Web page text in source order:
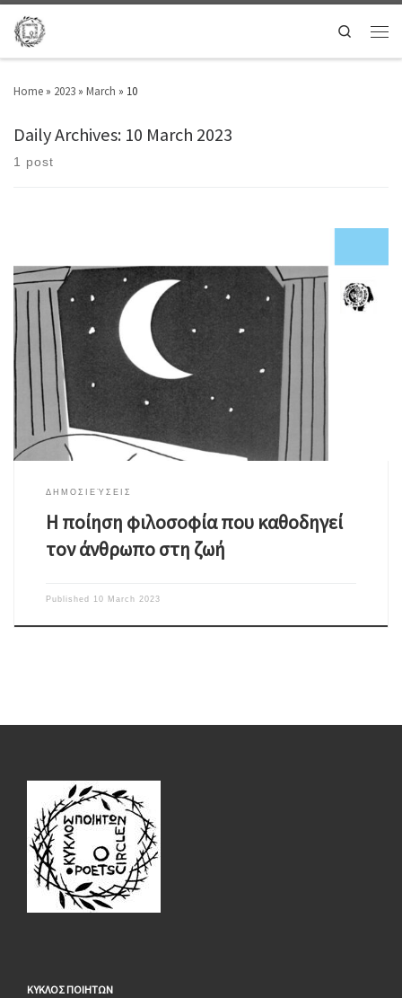
Search
Home » 2023 » March » 10
Daily Archives: 10 March 2023
1 post
Εκατόν τέσσερις ποιητές συμπεριλαμβάνονται στην ετήσια ανθολογία ΤΑ
ΠΟΙΗΜΑΤΑ ΤΟΥ 2021 της Κοινωνίας των (δε)κάτων που θα παρουσιαστεί
το Σάββατο 11 Μαρτίου στις 12 το μεσημέρι στο καφέ Μονκ, Καρόρη 4, στο
Μοναστηράκι. Την επιλογή έκαναν οι ποιήτριες Λένα Καλλέργη και Ελένη
Τζατζιμάκη. Πολλοί από τους 104 ποιητές θα είναι […]
ΔΗΜΟΣΙΕΎΣΕΙΣ
Η ποίηση φιλοσοφία που καθοδηγεί
τον άνθρωπο στη ζωή
Published 10 March 2023
ΚΥΚΛΟΣ ΠΟΙΗΤΩΝ